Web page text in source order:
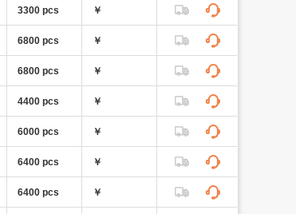
3300 pcs ￥
6800 pcs ￥
6800 pcs ￥
4400 pcs ￥
6000 pcs ￥
6400 pcs ￥
6400 pcs ￥